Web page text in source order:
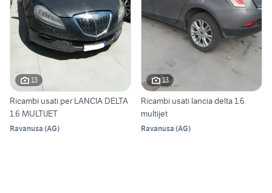
13
Ricambi usati per LANCIA DELTA
1.6 MULTIJET
Ravanusa (AG)
13
Ricambi usati lancia delta 1.6
multijet
Ravanusa (AG)